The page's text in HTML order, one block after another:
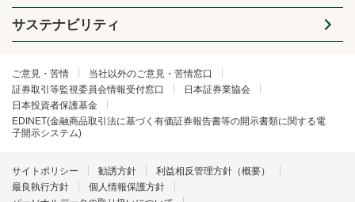
サステナビリティ
ご意見・苦情
当社以外のご意見・苦情窓口
証券取引等監視委員会情報受付窓口
日本証券業協会
日本投資者保護基金
EDINET(金融商品取引法に基づく有価証券報告書等の開示書類に関する電
子開示システム)
サイトポリシー 勧誘方針
利益相反管理方針（概要）
最良執行方針
個人情報保護方針